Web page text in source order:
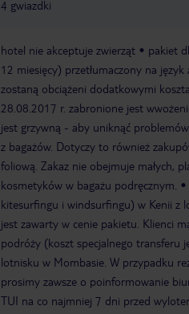
4 gwiazdki
hotel nie akceptuje zwierząt
pakiet
12 miesięcy) przetłumaczony na
zostaną obciążeni dodatkowymi
28.08.2017 r. zabronione jest
jest grzywną - aby uniknąć
z bagażów. Dotyczy to również
foliową. Zakaz nie obejmuje małych,
kosmetyków w bagażu podręcznym.
kitesurfingu i windsurfingu) w Kenii z
jest zawarty w cenie pakietu. Klienci
podróży (koszt specjalnego transferu
lotnisku w Mombasie. W przypadku
prosimy zawsze o poinformowanie
TUI na co najmniej 7 dni przed